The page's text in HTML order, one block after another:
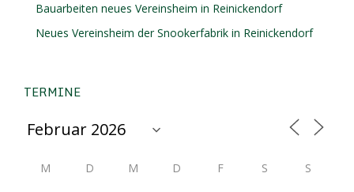
Bauarbeiten neues Vereinsheim in Reinickendorf
Neues Vereinsheim der Snookerfabrik in Reinickendorf
TERMINE
M D M D F S S